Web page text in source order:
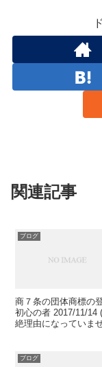
関連記事
ブログ
商７条の団体商標の
初心の者 2017/11/14
絶理由になっていま
ブログ